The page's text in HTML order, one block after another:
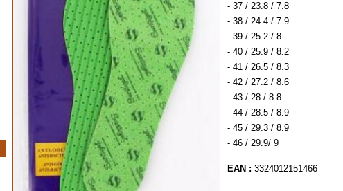
- 37 / 23.8 / 7.8
- 38 / 24.4 / 7.9
- 39 / 25.2 / 8
- 40 / 25.9 / 8.2
- 41 / 26.5 / 8.3
- 42 / 27.2 / 8.6
- 43 / 28 / 8.8
- 44 / 28.5 / 8.9
- 45 / 29.3 / 8.9
- 46 / 29.9/ 9
EAN : 3324012151466